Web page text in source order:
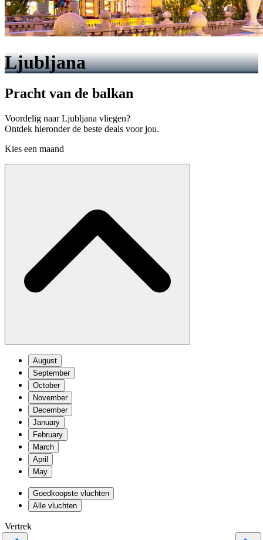
Ljubljana
Pracht van de balkan
Voordelig naar Ljubljana vliegen?
Ontdek hieronder de beste deals voor jou.
Kies een maand
August
September
October
November
December
January
February
March
April
May
Goedkoopste vluchten
Alle vluchten
Vertrek